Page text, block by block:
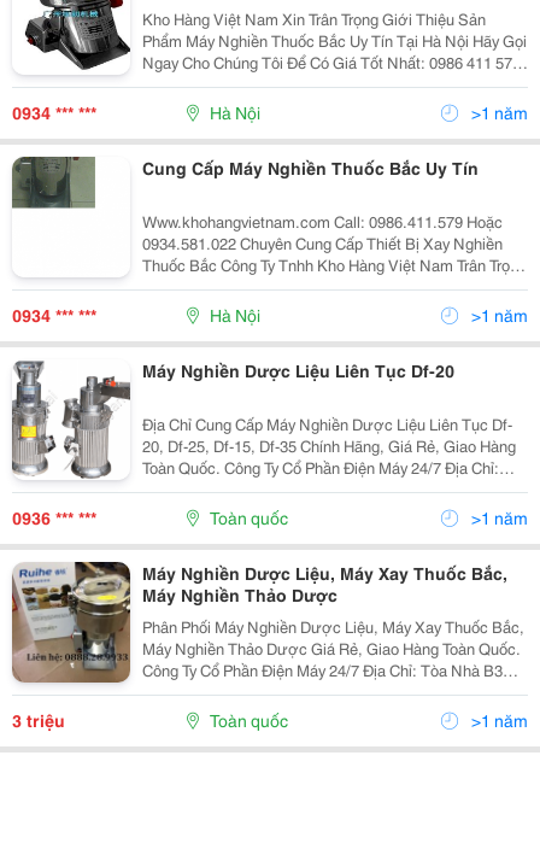
Kho Hàng Việt Nam Xin Trân Trọng Giới Thiệu Sản
Phẩm Máy Nghiền Thuốc Bắc Uy Tín Tại Hà Nội Hãy Gọi
Ngay Cho Chúng Tôi Để Có Giá Tốt Nhất: 0986 411 579
---- 0934.581.022 Nhân Dịp Noel Có Khuyễn Mãi Giảm
0934 *** *** Hà Nội >1 năm
Cung Cấp Máy Nghiền Thuốc Bắc Uy Tín
Www.khohangvietnam.com Call: 0986.411.579 Hoặc
0934.581.022 Chuyên Cung Cấp Thiết Bị Xay Nghiền
Thuốc Bắc Công Ty Tnhh Kho Hàng Việt Nam Trân Trọng
Gửi Đến Quý Khách Hàng Báo Giá Máy Nghiền Thuốc
Bắc Với Các Chủng Loại Sau: 1. Máy Nghiền
0934 *** *** Hà Nội >1 năm
Máy Nghiền Dược Liệu Liên Tục Df-20
Địa Chỉ Cung Cấp Máy Nghiền Dược Liệu Liên Tục Df-
20, Df-25, Df-15, Df-35 Chính Hãng, Giá Rẻ, Giao Hàng
Toàn Quốc. Công Ty Cổ Phần Điện Máy 24/7 Địa Chỉ:
Tòa Nhà B3D Khu Đô Thị Nam Trung Yên, Trung Hòa,
Cầu Giấy, Hà Nội Hotline: 0888289933 -
0936 *** *** Toàn quốc >1 năm
Máy Nghiền Dược Liệu, Máy Xay Thuốc Bắc,
Máy Nghiền Thảo Dược
Phân Phối Máy Nghiền Dược Liệu, Máy Xay Thuốc Bắc,
Máy Nghiền Thảo Dược Giá Rẻ, Giao Hàng Toàn Quốc.
Công Ty Cổ Phần Điện Máy 24/7 Địa Chỉ: Tòa Nhà B3D
Khu Đô Thị Nam Trung Yên, Trung Hòa, Cầu Giấy, Hà
Nội Hotline: 0888289933 - 0936560058
3 triệu Toàn quốc >1 năm